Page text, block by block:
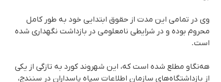
وی در تمامی این مدت از حقوق ابتدایی خود به طور کامل
محروم بوده و در شرایطی نامعلومی در بازداشت نگهداری شده
است.
هه‌نگاو مطلع شده است که، این شهروند کورد به تازگی از یکی
از بازداشتگاه‌های سازمان اطلاعات سپاه پاسداران در سنندج،